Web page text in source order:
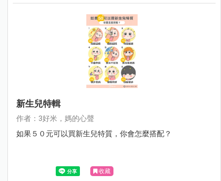
新生兒特輯
作者：3好米，媽的心聲
如果５０元可以買新生兒特質，你會怎麼搭配？
收藏